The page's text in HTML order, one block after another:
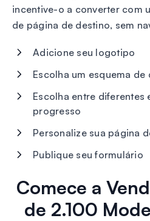
incentive-o a converter com
de página de destino, sem
Adicione seu logotipo
Escolha um esquema de
Escolha entre diferentes
progresso
Personalize sua página
Publique seu formulário
Comece a
de 2.100